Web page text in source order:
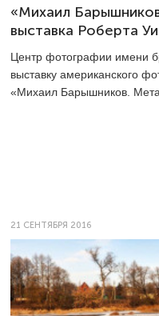
«Михаил
выставка Роберта
Центр фотографии имени
выставку американского
«Михаил Барышников.
21 СЕНТЯБРЯ 2016